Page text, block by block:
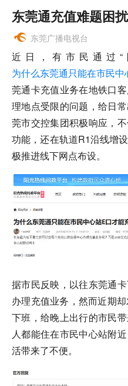
东莞通充值难题困
东莞广播电视台
近日，有市民通过
为什么东莞通只能在市民
莞通卡充值业务在地铁口
理地点受限的问题，给日
莞市交控集团积极响应，
功能，还在轨道R1沿线增
极推进线下网点布设。
据市民反映，以往东莞通
办理充值业务，然而近期
下班，给晚上出行的市民
人都能住在市民中心站附
活带来了不便。